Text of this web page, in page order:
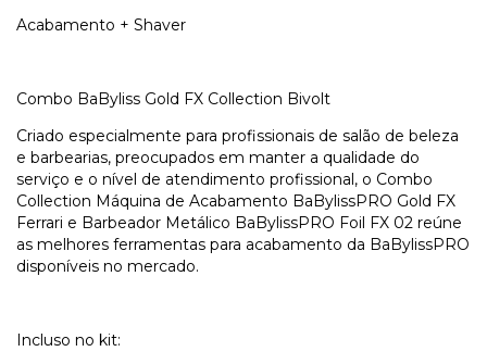
Acabamento + Shaver
Combo BaByliss Gold FX Collection Bivolt
Criado especialmente para profissionais de salão de beleza
e barbearias, preocupados em manter a qualidade do
serviço e o nível de atendimento profissional, o Combo
Collection Máquina de Acabamento BaBylissPRO Gold FX
Ferrari e Barbeador Metálico BaBylissPRO Foil FX 02 reúne
as melhores ferramentas para acabamento da BaBylissPRO
disponíveis no mercado.
Incluso no kit: